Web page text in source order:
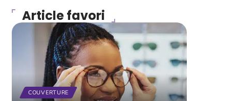
Article favori
COUVERTURE